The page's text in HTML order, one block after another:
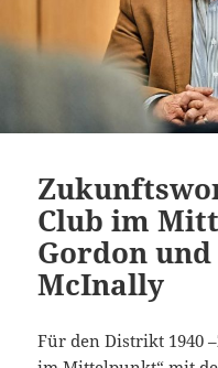
Club im
Gordon
McInally
Für den Distrikt 1940